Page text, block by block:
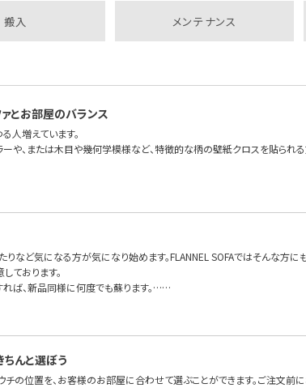
搬入 メンテナンス
ァとお部屋のバランス
人増えています。
ーや、または木目や幾何学模様など、特徴的な柄の壁紙クロスを貼られ
りなど気になる方が気になり始めます。FLANNEL SOFAではそんな方にも
ております。
れば、新品同様に何度でも蘇ります。……
ちんと選ぼう
チの位置を、お客様のお部屋に合わせて選ぶことができます。ご注文前